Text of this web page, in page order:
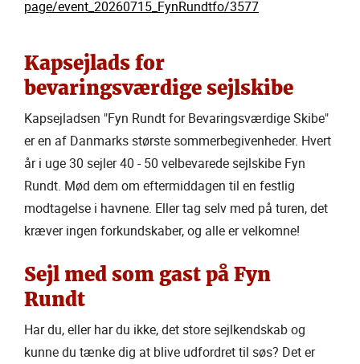
page/event_20260715_FynRundtfo/3577
Kapsejlads for
bevaringsværdige sejlskibe
Kapsejladsen "Fyn Rundt for Bevaringsværdige Skibe"
er en af Danmarks største sommerbegivenheder. Hvert
år i uge 30 sejler 40 - 50 velbevarede sejlskibe Fyn
Rundt. Mød dem om eftermiddagen til en festlig
modtagelse i havnene. Eller tag selv med på turen, det
kræver ingen forkundskaber, og alle er velkomne!
Sejl med som gast på Fyn
Rundt
Har du, eller har du ikke, det store sejlkendskab og
kunne du tænke dig at blive udfordret til søs? Det er